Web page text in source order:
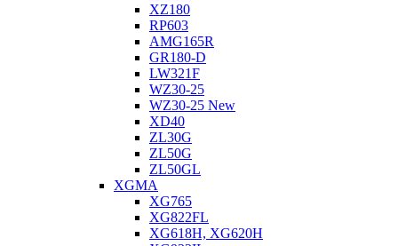
XZ180
RP603
АMG165R
GR180-D
LW321F
WZ30-25
WZ30-25 New
XD40
ZL30G
ZL50G
ZL50GL
XGMA
XG765
XG822FL
XG618H, XG620H